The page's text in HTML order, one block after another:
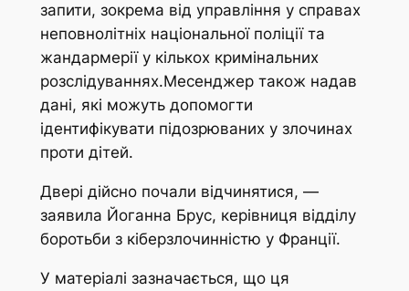
запити, зокрема від управління у справах
неповнолітніх національної поліції та
жандармерії у кількох кримінальних
розслідуваннях.Месенджер також надав
дані, які можуть допомогти
ідентифікувати підозрюваних у злочинах
проти дітей.
Двері дійсно почали відчинятися, —
заявила Йоганна Брус, керівниця відділу
боротьби з кіберзлочинністю у Франції.
У матеріалі зазначається, що ця